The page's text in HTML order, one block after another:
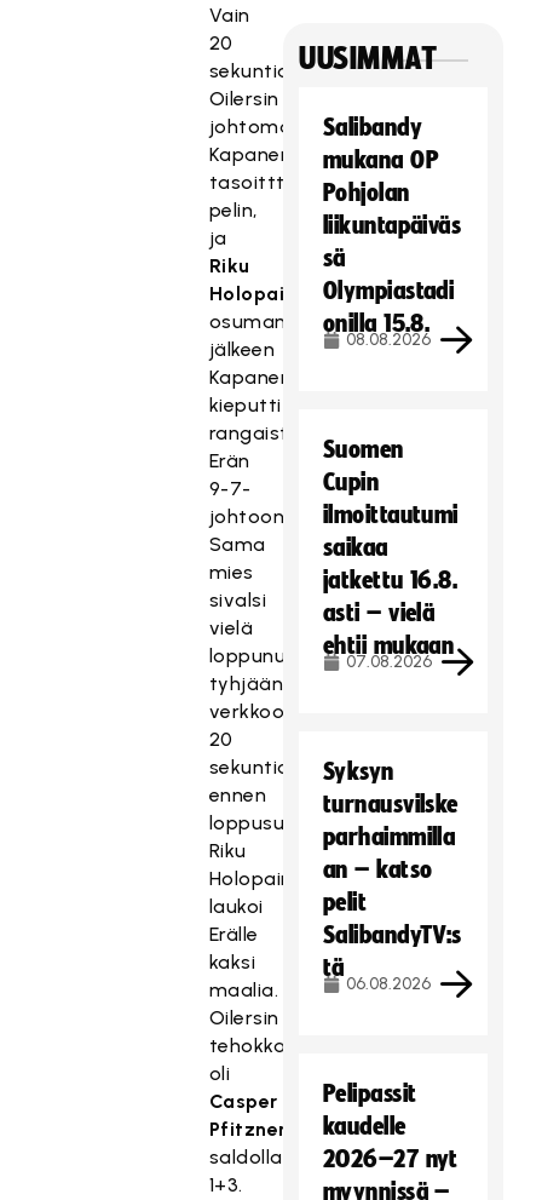
Vain
20
sekuntia
Oilersin
johtomaalista
Kapanen
tasoittti
pelin,
ja
Riku
Holopaisen
osuman
jälkeen
Kapanen
kieputti
rangaistuslaukauksesta
Erän
9-7-
johtoon.
Sama
mies
sivalsi
vielä
loppunumerot
tyhjään
verkkoon
20
sekuntia
ennen
loppusummeria.
Riku
Holopainen
laukoi
Erälle
kaksi
maalia.
Oilersin
tehokkain
oli
Casper
Pfitzner
saldolla
1+3.
UUSIMMAT
Salibandy
mukana OP
Pohjolan
liikuntapäiväs
sä
Olympiastadi
onilla 15.8.
08.08.2026
Suomen
Cupin
ilmoittautumi
saikaa
jatkettu 16.8.
asti – vielä
ehtii mukaan
07.08.2026
Syksyn
turnausvilske
parhaimmilla
an – katso
pelit
SalibandyTV:s
tä
06.08.2026
Pelipassit
kaudelle
2026–27 nyt
myynnissä –